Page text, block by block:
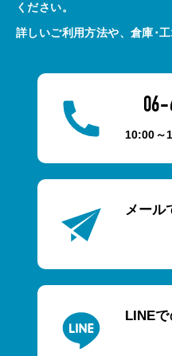
ください。
詳しいご利用方法や、倉庫･
06-
10:00～
メール
LINE